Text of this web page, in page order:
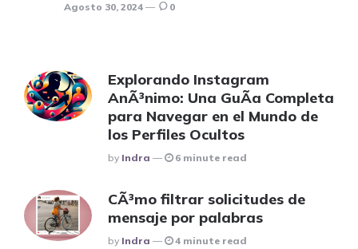
Agosto 30, 2024 0
Explorando Instagram
AnÃ³nimo: Una GuÃ­a Completa
para Navegar en el Mundo de
los Perfiles Ocultos
Posted
By Indra 6 minute read
CÃ³mo filtrar solicitudes de
mensaje por palabras
Posted
By Indra 4 minute read